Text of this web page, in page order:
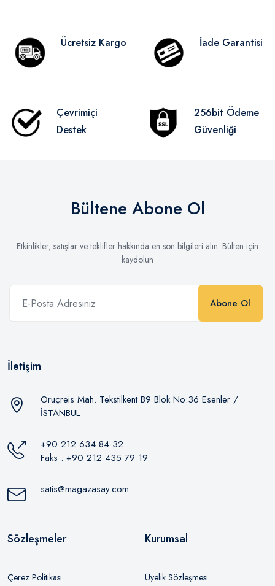
Ücretsiz Kargo İade Garantisi
Çevrimiçi
Destek
256bit Ödeme
Güvenliği
Bültene Abone Ol
Etkinlikler, satışlar ve teklifler hakkında en son bilgileri alın. Bülten için
kaydolun
Abone Ol
İletişim
Oruçreis Mah. Tekstilkent B9 Blok No:36 Esenler /
İSTANBUL
+90 212 634 84 32
Faks : +90 212 435 79 19
satis@magazasay.com
Sözleşmeler
Çerez Politikası
Kurumsal
Üyelik Sözleşmesi